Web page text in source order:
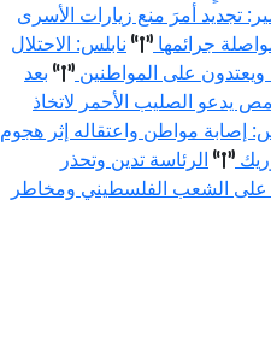
تجديد أمرَ منع زيارات الأسرى
جرائمها
نابلس: الاحتلال
على المواطنين
بعد
يدعو الصليب الأحمر لاتخاذ
إصابة مواطن واعتقاله إثر هجوم
الرئاسة تدين وتحذر
على الشعب الفلسطيني ومخاطر